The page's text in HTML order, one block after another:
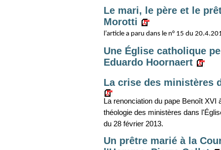
Le mari, le père et le
Morotti
l’article a paru dans le n° 15 du
Une Église catholique
Eduardo Hoornaert
La crise des ministères
La renonciation du pape Benoît
théologie des ministères dans
du 28 février 2013.
Un prêtre marié à la